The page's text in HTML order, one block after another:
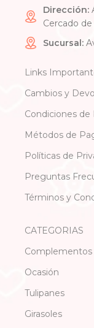
Dirección:
Cercado
Sucursal:
Links
Cambios y
Condiciones de
Métodos de
Políticas de
Preguntas
Términos y
CATEGORIAS
Complementos
Ocasión
Tulipanes
Girasoles